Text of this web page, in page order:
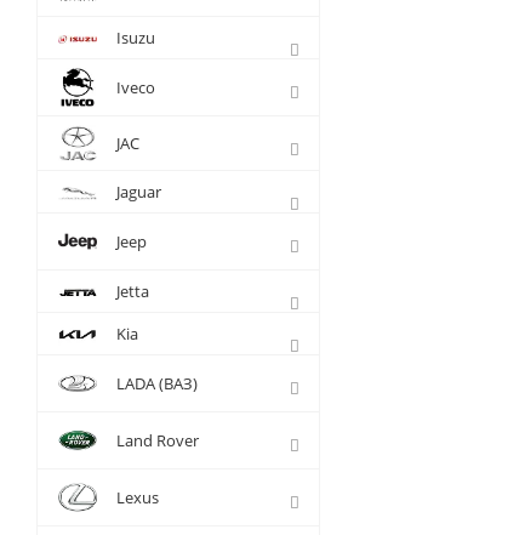
Isuzu
Iveco
JAC
Jaguar
Jeep
Jetta
Kia
LADA (ВАЗ)
Land Rover
Lexus